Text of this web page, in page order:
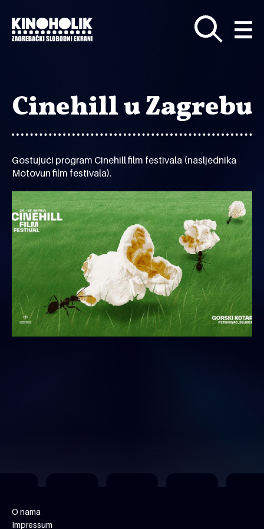
glavni
sadržaj
Cinehill u Zagrebu
Gostujući program Cinehill film festivala (nasljednika
Motovun film festivala).
O nama
Impressum